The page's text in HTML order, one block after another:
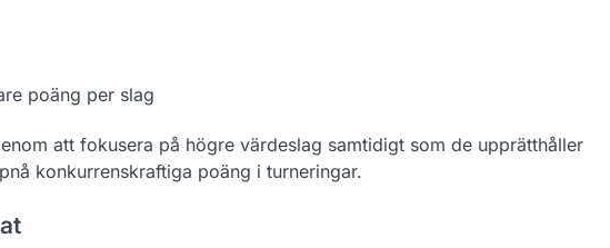
poäng per slag
att fokusera på högre värdeslag samtidigt som de upprätthåller
konkurrenskraftiga poäng i turneringar.